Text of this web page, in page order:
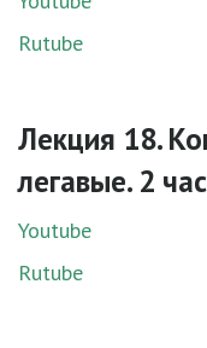
Rutube
Лекция 18.
легавые. 2
Youtube
Rutube